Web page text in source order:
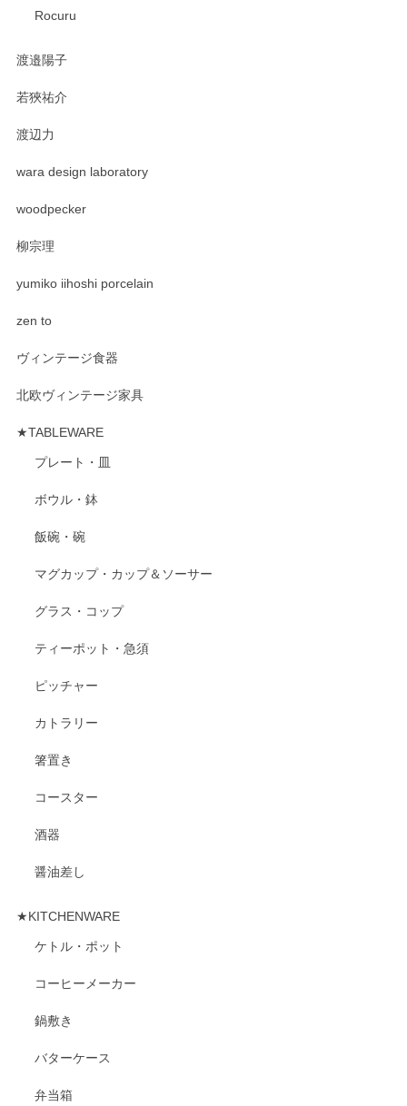
Rocuru
渡邉陽子
若狹祐介
渡辺力
wara design laboratory
woodpecker
柳宗理
yumiko iihoshi porcelain
zen to
ヴィンテージ食器
北欧ヴィンテージ家具
★TABLEWARE
プレート・皿
ボウル・鉢
飯碗・碗
マグカップ・カップ＆ソーサー
グラス・コップ
ティーポット・急須
ピッチャー
カトラリー
箸置き
コースター
酒器
醤油差し
★KITCHENWARE
ケトル・ポット
コーヒーメーカー
鍋敷き
バターケース
弁当箱